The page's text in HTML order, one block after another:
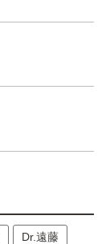
Dr.遠藤